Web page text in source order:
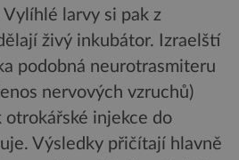
larvy si pak z
živý inkubátor. Izraelští
podobná neurotrasmiteru
nervových vzruchů)
injekce do
Výsledky přičítají hlavně